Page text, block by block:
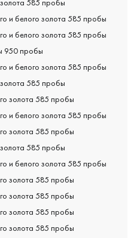
585 пробы
и белого золота 585 пробы
и белого золота 585 пробы
950 пробы
и белого золота 585 пробы
585 пробы
золота 585 пробы
и белого золота 585 пробы
золота 585 пробы
585 пробы
и белого золота 585 пробы
золота 585 пробы
золота 585 пробы
золота 585 пробы
золота 585 пробы